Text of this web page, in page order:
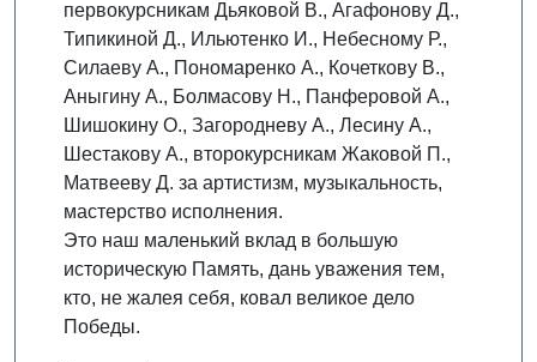
первокурсникам Дьяковой В., Агафонову Д.,
Типикиной Д., Ильютенко И., Небесному Р.,
Силаеву А., Пономаренко А., Кочеткову В.,
Аныгину А., Болмасову Н., Панферовой А.,
Шишокину О., Загородневу А., Лесину А.,
Шестакову А., второкурсникам Жаковой П.,
Матвееву Д. за артистизм, музыкальность,
мастерство исполнения.
Это наш маленький вклад в большую
историческую Память, дань уважения тем,
кто, не жалея себя, ковал великое дело
Победы.